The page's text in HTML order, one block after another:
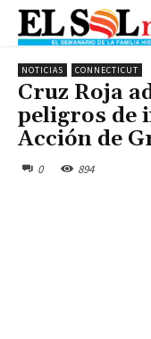
NOTICIAS CONNECTICUT
Cruz Roja
peligros de
Acción de
0 894